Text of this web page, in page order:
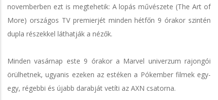
novemberben ezt is megtehetik: A lopás művészete (The Art of
More) országos TV premierjét minden hétfőn 9 órakor szintén
dupla részekkel láthatják a nézők.
Minden vasárnap este 9 órakor a Marvel univerzum rajongói
örülhetnek, ugyanis ezeken az estéken a Pókember filmek egy-
egy, régebbi és újabb darabját vetíti az AXN csatorna.